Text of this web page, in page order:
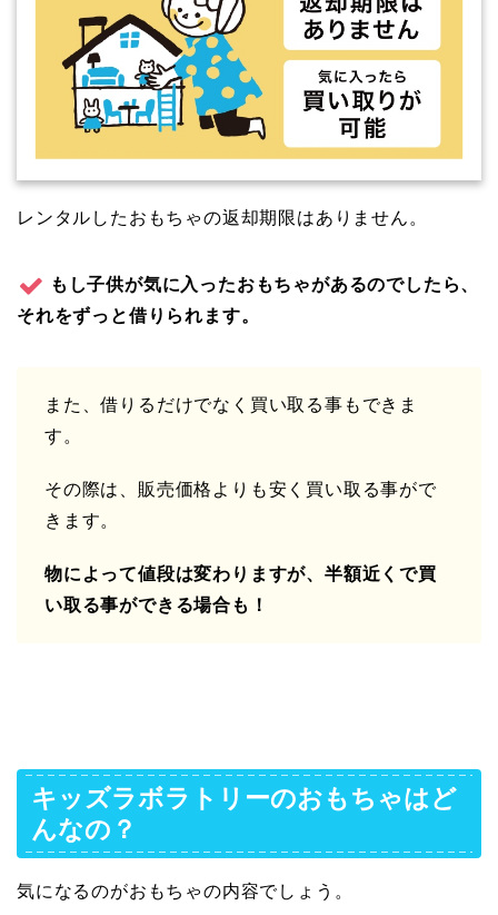
レンタルしたおもちゃの返却期限はありません。
もし子供が気に入ったおもちゃがあるのでしたら、
それをずっと借りられます。
また、借りるだけでなく買い取る事もできま
す。
その際は、販売価格よりも安く買い取る事がで
きます。
物によって値段は変わりますが、半額近くで買
い取る事ができる場合も！
キッズラボラトリーのおもちゃはど
んなの？
気になるのがおもちゃの内容でしょう。